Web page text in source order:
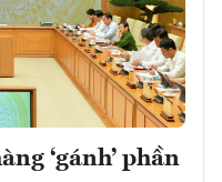
‘gánh’ phần